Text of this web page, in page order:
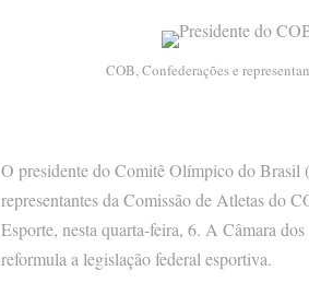
COB, Confederações e
O presidente do Comitê Olímpico do Brasil
representantes da Comissão de Atletas do
Esporte, nesta quarta-feira, 6. A Câmara
reformula a legislação federal esportiva.